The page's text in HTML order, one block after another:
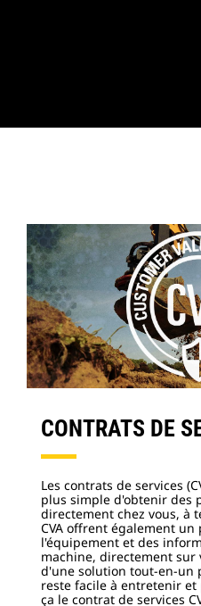
CONTRATS DE
Les contrats de services
plus simple d'obtenir des
directement chez vous, à
CVA offrent également
l'équipement et des
machine, directement
d'une solution tout-en-un
reste facile à entretenir et
ça le contrat de services